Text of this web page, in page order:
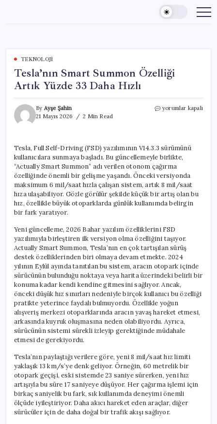
content
TEKNOLOJI
Tesla’nın Smart Summon Özelliği
Artık Yüzde 33 Daha Hızlı
By Ayşe Şahin
21 Mayıs 2026
2 Min Read
Tesla’nın
Yüzde
33
Daha
Hızlı
için
yorumlar kapalı
Tesla, Full Self-Driving (FSD) yazılımının V14.3.3 sürümünü
kullanıcılara sunmaya başladı. Bu güncellemeyle birlikte,
“Actually Smart Summon” adı verilen otonom çağırma
özelliğinde önemli bir gelişme yaşandı. Önceki versiyonda
maksimum 6 mil/saat hızla çalışan sistem, artık 8 mil/saat
hıza ulaşabiliyor. Gözle görülür şekilde küçük bir artış olan bu
hız, özellikle büyük otoparklarda günlük kullanımda belirgin
bir fark yaratıyor.
Yeni güncelleme, 2026 Bahar yazılım özelliklerini FSD
yazılımıyla birleştiren ilk versiyon olma özelliğini taşıyor.
Actually Smart Summon, Tesla’nın en çok tartışılan sürüş
destek özelliklerinden biri olmaya devam etmekte. 2024
yılının Eylül ayında tanıtılan bu sistem, aracın otopark içinde
sürücünün bulunduğu noktaya veya harita üzerindeki belirli bir
konuma kadar kendi kendine gitmesini sağlıyor. Ancak,
önceki düşük hız sınırları nedeniyle birçok kullanıcı bu özelliği
pratikte yeterince faydalı bulmuyordu. Özellikle yoğun
alışveriş merkezi otoparklarında aracın yavaş hareket etmesi,
arkasında kuyruk oluşmasına neden olabiliyordu. Ayrıca,
sürücünün sistemi sürekli izleyip gerektiğinde müdahale
etmesi de gerekiyordu.
Tesla’nın paylaştığı verilere göre, yeni 8 mil/saat hız limiti
yaklaşık 13 km/s’ye denk geliyor. Örneğin, 60 metrelik bir
otopark geçişi, eski sistemde 23 saniye sürerken, yeni hız
artışıyla bu süre 17 saniyeye düşüyor. Her çağırma işlemi için
birkaç saniyelik bu fark, sık kullanımda deneyimi önemli
ölçüde iyileştiriyor. Daha akıcı hareket eden araçlar, diğer
sürücüler için de daha doğal bir trafik akışı sağlıyor.